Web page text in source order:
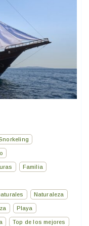
Familia
Naturaleza
Playa
Top de los mejores